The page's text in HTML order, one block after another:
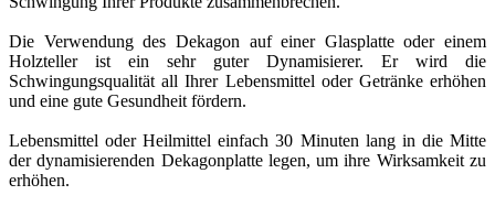
Die Verwendung des Dekagon auf einer Glasplatte oder einem
Holzteller ist ein sehr guter Dynamisierer. Er wird die
Schwingungsqualität all Ihrer Lebensmittel oder Getränke erhöhen
und eine gute Gesundheit fördern.
Lebensmittel oder Heilmittel einfach 30 Minuten lang in die Mitte
der dynamisierenden Dekagonplatte legen, um ihre Wirksamkeit zu
erhöhen.